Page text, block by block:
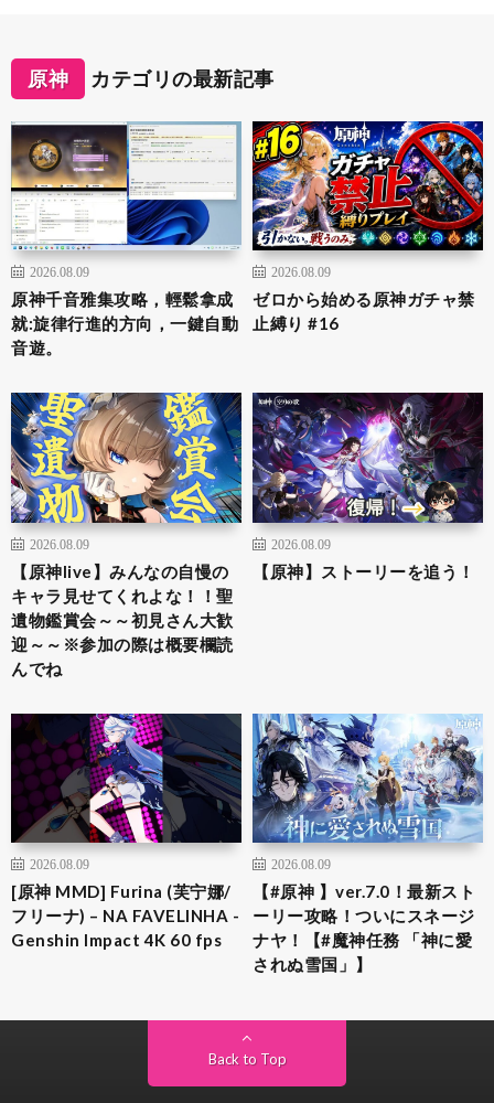
原神 カテゴリの最新記事
2026.08.09
原神千音雅集攻略，輕鬆拿成
就:旋律行進的方向，一鍵自動
音遊。
2026.08.09
ゼロから始める原神ガチャ禁
止縛り #16
2026.08.09
【原神live】みんなの自慢の
キャラ見せてくれよな！！聖
遺物鑑賞会～～初見さん大歓
迎～～※参加の際は概要欄読
んでね
2026.08.09
【原神】ストーリーを追う！
2026.08.09
[原神 MMD] Furina (芙宁娜/
フリーナ) – NA FAVELINHA -
Genshin Impact 4K 60 fps
2026.08.09
【#原神 】ver.7.0！最新スト
ーリー攻略！ついにスネージ
ナヤ！【#魔神任務 「神に愛
されぬ雪国」】
Back to Top